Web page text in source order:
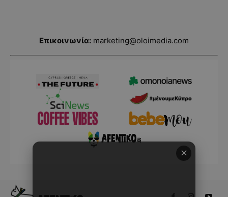
Επικοινωνία: marketing@oloimedia.com
✕